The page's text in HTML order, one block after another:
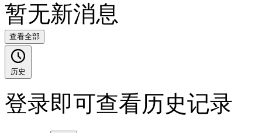
暂无新消息
查看全部
历史
登录即可查看历史记录